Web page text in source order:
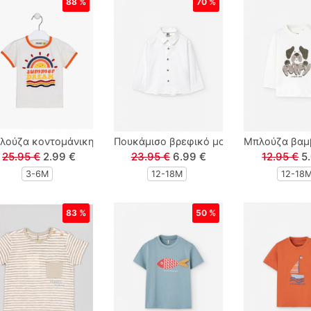
βαμβακερή με φορτηγά λευκό
κοντομάνικη με print Summer Dream και πλεκτές
25.95 € 2.99 €
3-6M
Πουκάμισο βρεφικό μονόχρωμο
23.95 € 6.99 €
12-18Μ
Μπλούζα
12.95 €
12-
83 % 50 %